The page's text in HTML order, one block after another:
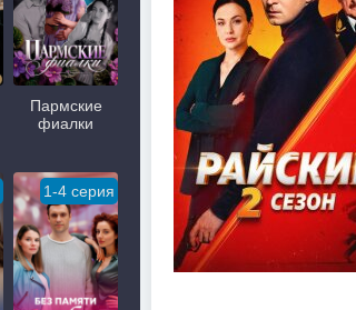
Пармские
фиалки
1-4 серия